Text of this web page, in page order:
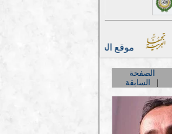
موقع الجمعية الدولية لأقسام العربية
الصفحة
السابقة